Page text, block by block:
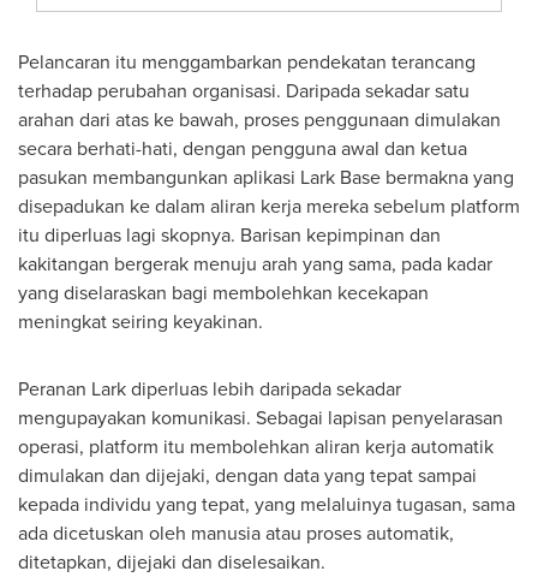
Pelancaran itu menggambarkan pendekatan terancang
terhadap perubahan organisasi. Daripada sekadar satu
arahan dari atas ke bawah, proses penggunaan dimulakan
secara berhati-hati, dengan pengguna awal dan ketua
pasukan membangunkan aplikasi Lark Base bermakna yang
disepadukan ke dalam aliran kerja mereka sebelum platform
itu diperluas lagi skopnya. Barisan kepimpinan dan
kakitangan bergerak menuju arah yang sama, pada kadar
yang diselaraskan bagi membolehkan kecekapan
meningkat seiring keyakinan.
Peranan Lark diperluas lebih daripada sekadar
mengupayakan komunikasi. Sebagai lapisan penyelarasan
operasi, platform itu membolehkan aliran kerja automatik
dimulakan dan dijejaki, dengan data yang tepat sampai
kepada individu yang tepat, yang melaluinya tugasan, sama
ada dicetuskan oleh manusia atau proses automatik,
ditetapkan, dijejaki dan diselesaikan.